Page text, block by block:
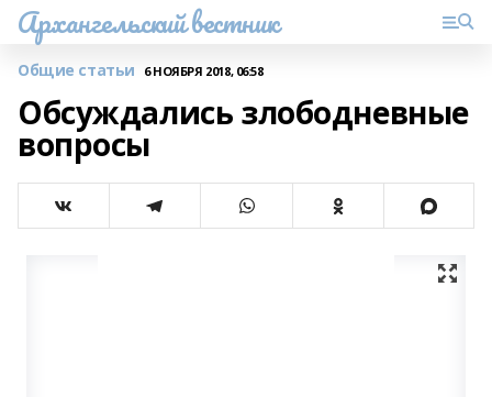
Архангельский вестник
Общие статьи 6 НОЯБРЯ 2018, 06:58
Обсуждались злободневные
вопросы